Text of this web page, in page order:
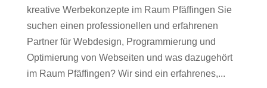
kreative Werbekonzepte im Raum Pfäffingen Sie
suchen einen professionellen und erfahrenen
Partner für Webdesign, Programmierung und
Optimierung von Webseiten und was dazugehört
im Raum Pfäffingen? Wir sind ein erfahrenes,...